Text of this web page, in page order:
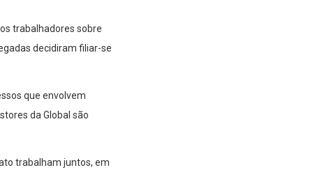
trabalhadores sobre
decidiram filiar-se
que envolvem
da Global são
trabalham juntos, em